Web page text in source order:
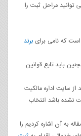
توانید مراحل ثبت را
است که نامی برایبرند
باید تابع قوانین
از سایت اداره مالکیت
نشده باشد انتخاب
به آن اشاره کردیم را